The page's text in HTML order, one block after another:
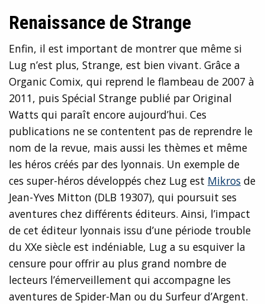
Renaissance de Strange
Enfin, il est important de montrer que même si
Lug n’est plus, Strange, est bien vivant. Grâce a
Organic Comix, qui reprend le flambeau de 2007 à
2011, puis Spécial Strange publié par Original
Watts qui paraît encore aujourd’hui. Ces
publications ne se contentent pas de reprendre le
nom de la revue, mais aussi les thèmes et même
les héros créés par des lyonnais. Un exemple de
ces super-héros développés chez Lug est Mikros de
Jean-Yves Mitton (DLB 19307), qui poursuit ses
aventures chez différents éditeurs. Ainsi, l’impact
de cet éditeur lyonnais issu d’une période trouble
du XXe siècle est indéniable, Lug a su esquiver la
censure pour offrir au plus grand nombre de
lecteurs l’émerveillement qui accompagne les
aventures de Spider-Man ou du Surfeur d’Argent.